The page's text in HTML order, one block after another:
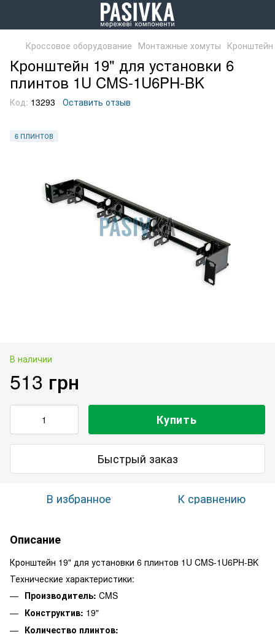
Кроссовое оборудование Монтажные хомуты Кронштейн
Кронштейн 19" для установки 6
плинтов 1U CMS-1U6PH-BK
Код: 13293 Оставить отзыв
6 ПЛИНТОВ
В наличии
513 грн
Купить
Быстрый заказ
В избранное К сравнению
Описание
Кронштейн 19" для установки 6 плинтов 1U CMS-1U6PH-BK
Технические характеристики:
Производитель: CMS
Конструктив: 19"
Количество плинтов: